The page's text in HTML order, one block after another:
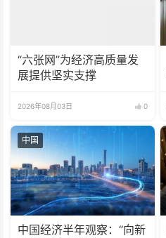
“六张网”为经济高质量发
展提供坚实支撑
2026年08月03日 0
中国
中国经济半年观察：“向新